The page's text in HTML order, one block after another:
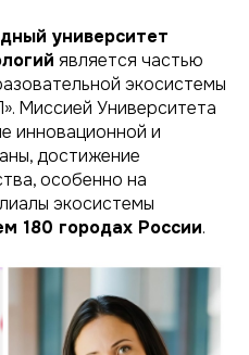
университет
является частью
экосистемы
Миссией Университета
инновационной и
достижение
особенно на
экосистемы
180 городах России.